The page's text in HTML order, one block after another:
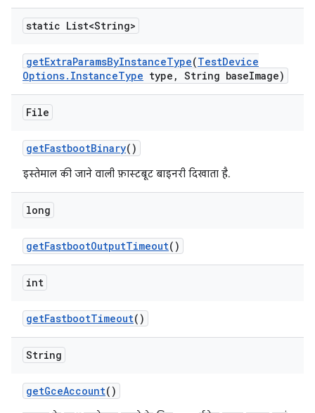
static List<String>
getExtraParamsByInstanceType(TestDevice
Options. InstanceType type , String baseImage)
File
getFastbootBinary()
इस्तेमाल की जाने वाली फ़ास्टबूट बाइनरी दिखाता है.
long
getFastbootOutputTimeout()
int
getFastbootTimeout()
String
getGceAccount()